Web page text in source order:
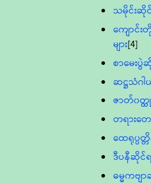
သမိုင်းဆိုင်
ကျောင်
များ[4]
စာမေးပွဲ
ဆဋ္ဌသံဂါ
ဇာတ်၀တ္
တရားတေ
ထေရုပ္ပတ္
ဒီပနီဆိုင်ရ
ဓမ္မကဗျ